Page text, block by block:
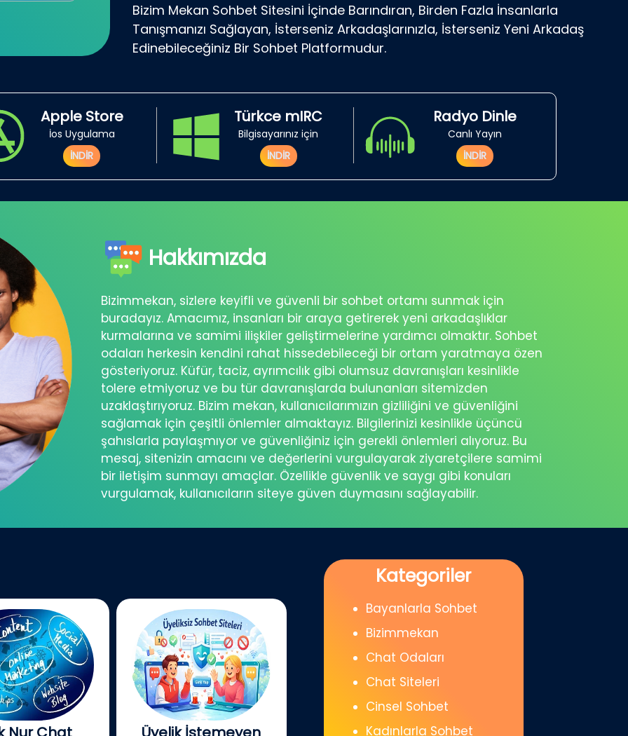
Bizim Mekan Sohbet Sitesini İçinde Barındıran, Birden Fazla İnsanlarla
Tanışmanızı Sağlayan, İsterseniz Arkadaşlarınızla, İsterseniz Yeni Arkadaş
Edinebileceğiniz Bir Sohbet Platformudur.
Apple Store
İos Uygulama
İNDİR
Türkce mIRC
Bilgisayarınız için
İNDİR
Radyo Dinle
Canlı Yayın
İNDİR
Hakkımızda
Bizimmekan, sizlere keyifli ve güvenli bir sohbet ortamı sunmak için
buradayız. Amacımız, insanları bir araya getirerek yeni arkadaşlıklar
kurmalarına ve samimi ilişkiler geliştirmelerine yardımcı olmaktır. Sohbet
odaları herkesin kendini rahat hissedebileceği bir ortam yaratmaya özen
gösteriyoruz. Küfür, taciz, ayrımcılık gibi olumsuz davranışları kesinlikle
tolere etmiyoruz ve bu tür davranışlarda bulunanları sitemizden
uzaklaştırıyoruz. Bizim mekan, kullanıcılarımızın gizliliğini ve güvenliğini
sağlamak için çeşitli önlemler almaktayız. Bilgilerinizi kesinlikle üçüncü
şahıslarla paylaşmıyor ve güvenliğiniz için gerekli önlemleri alıyoruz. Bu
mesaj, sitenizin amacını ve değerlerini vurgulayarak ziyaretçilere samimi
bir iletişim sunmayı amaçlar. Özellikle güvenlik ve saygı gibi konuları
vurgulamak, kullanıcıların siteye güven duymasını sağlayabilir.
Kategoriler
Bayanlarla Sohbet
Bizimmekan
Chat Odaları
Chat Siteleri
Cinsel Sohbet
Kadınlarla Sohbet